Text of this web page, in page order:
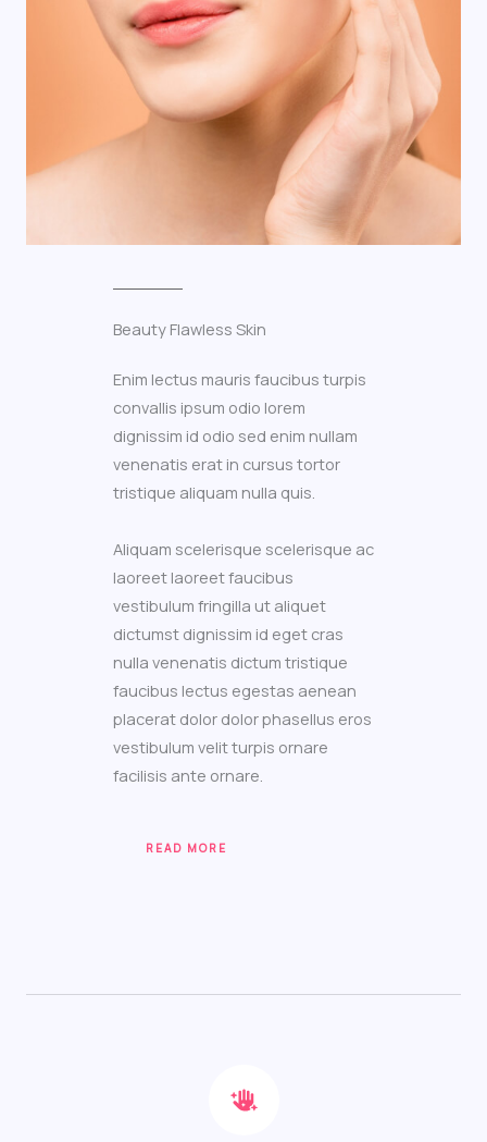
Beauty Flawless Skin​
Enim lectus mauris faucibus turpis
convallis ipsum odio lorem
dignissim id odio sed enim nullam
venenatis erat in cursus tortor
tristique aliquam nulla quis.
Aliquam scelerisque scelerisque ac
laoreet laoreet faucibus
vestibulum fringilla ut aliquet
dictumst dignissim id eget cras
nulla venenatis dictum tristique
faucibus lectus egestas aenean
placerat dolor dolor phasellus eros
vestibulum velit turpis ornare
facilisis ante ornare.
READ MORE